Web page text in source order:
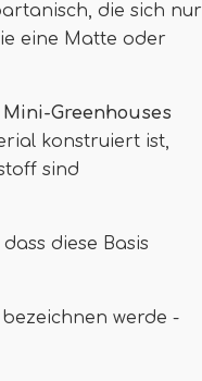
die sich nur
eine Matte oder
Mini-Greenhouses
konstruiert ist,
sind
diese Basis
bezeichnen werde -